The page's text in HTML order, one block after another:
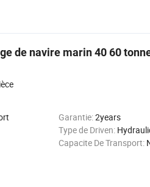
de navire marin 40 60
Garantie:2years
Type de Driven:
Capacite De Transport: